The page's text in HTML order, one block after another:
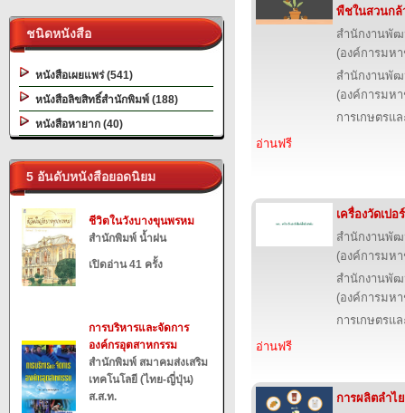
ชนิดหนังสือ
หนังสือเผยแพร่ (541)
หนังสือลิขสิทธิ์สำนักพิมพ์ (188)
หนังสือหายาก (40)
5 อันดับหนังสือยอดนิยม
ชีวิตในวังบางขุนพรหม
สำนักพิมพ์ น้ำฝน
เปิดอ่าน 41 ครั้ง
การบริหารและจัดการ
องค์กรอุตสาหกรรม
สำนักพิมพ์ สมาคมส่งเสริม
เทคโนโลยี (ไทย-ญี่ปุ่น)
ส.ส.ท.
พืชในสวนกล้
สำนักงานพัฒ
(องค์การมห
สำนักงานพัฒ
(องค์การมห
การเกษตรแ
อ่านฟรี
เครื่องวัดเป
สำนักงานพัฒ
(องค์การมห
สำนักงานพัฒ
(องค์การมห
การเกษตรแ
อ่านฟรี
การผลิตลำ